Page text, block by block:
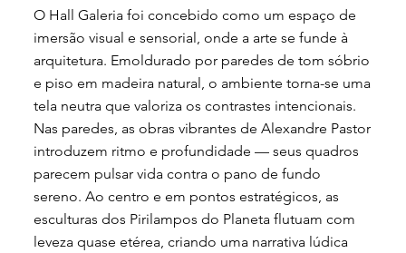
O Hall Galeria foi concebido como um espaço de
imersão visual e sensorial, onde a arte se funde à
arquitetura. Emoldurado por paredes de tom sóbrio
e piso em madeira natural, o ambiente torna-se uma
tela neutra que valoriza os contrastes intencionais.
Nas paredes, as obras vibrantes de Alexandre Pastor
introduzem ritmo e profundidade — seus quadros
parecem pulsar vida contra o pano de fundo
sereno. Ao centro e em pontos estratégicos, as
esculturas dos Pirilampos do Planeta flutuam com
leveza quase etérea, criando uma narrativa lúdica